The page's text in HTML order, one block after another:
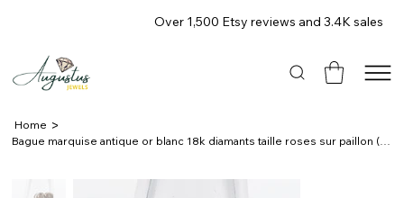
Over 1,500 Etsy reviews and 3.4K sales
Home >
Bague marquise antique or blanc 18k diamants taille roses sur paillon (c 1900)